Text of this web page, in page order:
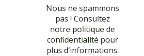
Nous ne spammons
pas ! Consultez
notre politique de
confidentialité pour
plus d’informations.